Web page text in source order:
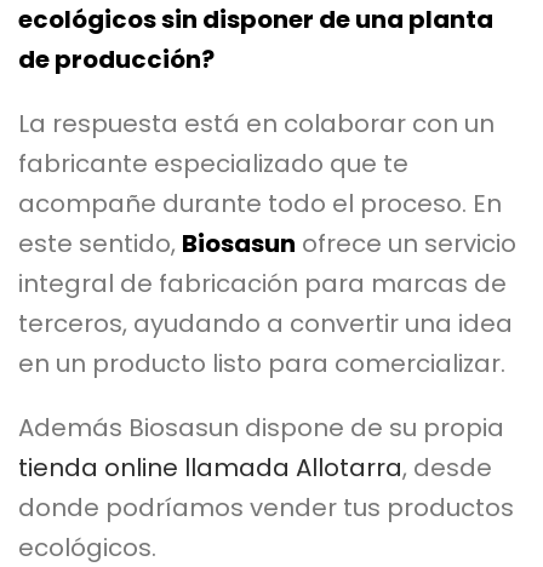
ecológicos sin disponer de una planta
de producción?
La respuesta está en colaborar con un
fabricante especializado que te
acompañe durante todo el proceso. En
este sentido, Biosasun ofrece un servicio
integral de fabricación para marcas de
terceros, ayudando a convertir una idea
en un producto listo para comercializar.
Además Biosasun dispone de su propia
tienda online llamada Allotarra, desde
donde podríamos vender tus productos
ecológicos.